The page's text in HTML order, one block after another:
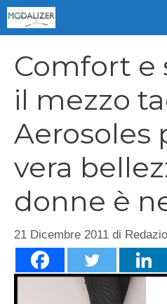
Vai
al
Comfort e
il mezzo
Aerosoles
vera
donne è
21 Dicembre 2011 di